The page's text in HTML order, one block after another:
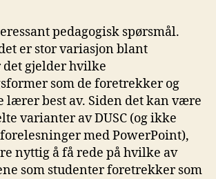
pedagogisk spørsmål.
er stor variasjon blant
gjelder hvilke
som de foretrekker og
lærer best av. Siden det kan være
varianter av DUSC (og ikke
med PowerPoint),
nyttig å få rede på hvilke av
som studenter foretrekker som